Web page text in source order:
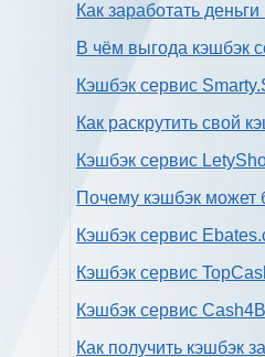
Как заработать
В чём выгода кэшбэк
Кэшбэк сервис
Как раскрутить свой
Кэшбэк сервис
Почему кэшбэк может
Кэшбэк сервис
Кэшбэк сервис
Кэшбэк сервис
Как получить кэшбэк